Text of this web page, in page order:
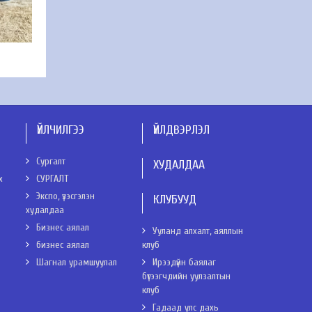
ҮЙЛЧИЛГЭЭ
Сургалт
СУРГАЛТ
Экспо, үзэсгэлэн
худалдаа
Бизнес аялал
бизнес аялал
Шагнал урамшуулал
ҮЙЛДВЭРЛЭЛ
ХУДАЛДАА
КЛУБУУД
Ууланд алхалт, аяллын
клуб
Ирээдүйн баялаг
бүтээгчдийн уулзалтын
клуб
Гадаад улс дахь